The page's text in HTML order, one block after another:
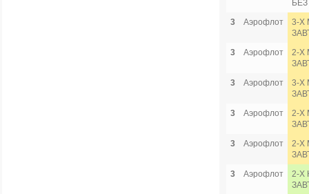
3
Аэрофлот
3-Х
3
Аэрофлот
2-Х
3
Аэрофлот
3-Х
3
Аэрофлот
2-Х
3
Аэрофлот
2-Х
3
Аэрофлот
2-Х